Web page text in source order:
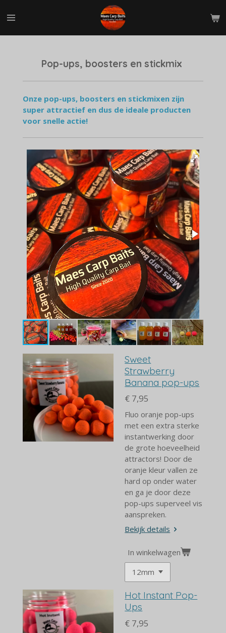
direct
Pop-ups, boosters en stickmix
Onze pop-ups, boosters en stickmixen zijn
super attractief en dus de ideale producten
voor snelle actie!
Sweet
Strawberry
Banana pop-ups
€ 7,95
Fluo oranje pop-ups
met een extra sterke
instantwerking door
de grote hoeveelheid
attractors! Door de
oranje kleur vallen ze
hard op onder water
en ga je door deze
pop-ups superveel vis
aanspreken.
Bekijk details
In winkelwagen
Hot Instant Pop-
Ups
€ 7,95